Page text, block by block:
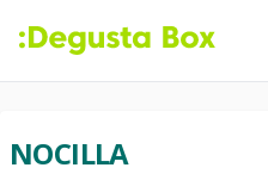
NOCILLA